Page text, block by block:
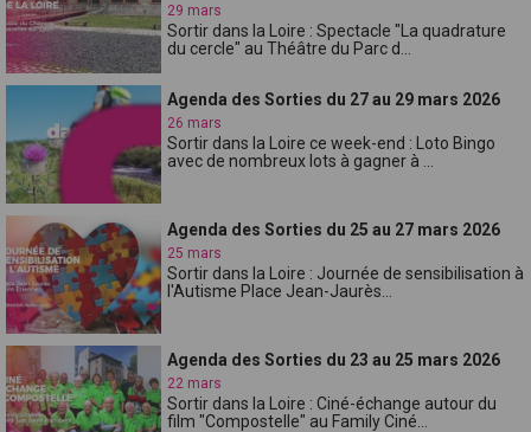
29 mars
Sortir dans la Loire : Spectacle "La quadrature
du cercle" au Théâtre du Parc d...
Agenda des Sorties du 27 au 29 mars 2026
26 mars
Sortir dans la Loire ce week-end : Loto Bingo
avec de nombreux lots à gagner à ...
Agenda des Sorties du 25 au 27 mars 2026
25 mars
Sortir dans la Loire : Journée de sensibilisation à
l'Autisme Place Jean-Jaurès...
Agenda des Sorties du 23 au 25 mars 2026
22 mars
Sortir dans la Loire : Ciné-échange autour du
film "Compostelle" au Family Ciné...